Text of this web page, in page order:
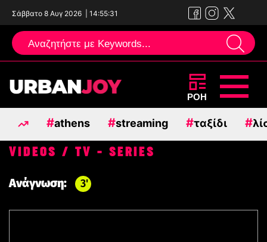
Σάββατο 8 Αυγ 2026 14:55:32
Μεταπηδήστε
περιεχόμενο
ΡΟΗ
#athens #streaming #ταξίδι #
VIDEOS / TV - SERIES
Ανάγνωση: 3